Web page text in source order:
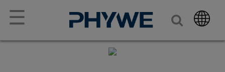
☰